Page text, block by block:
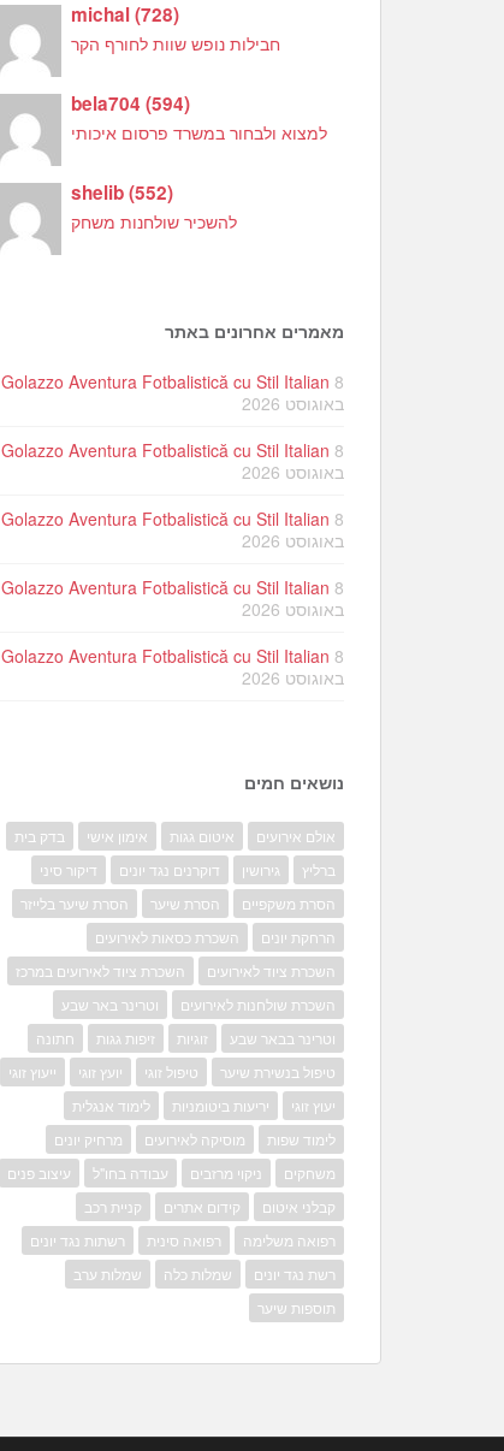
michal(728)
חבילות נופש שוות לחורף הקר
bela704(594)
למצוא ולבחור במשרד פרסום איכותי
shelib(552)
להשכיר שולחנות משחק
מאמרים אחרונים באתר
Golazzo Aventura Fotbalistică cu Stil Italian 8
באוגוסט 2026
Golazzo Aventura Fotbalistică cu Stil Italian 8
באוגוסט 2026
Golazzo Aventura Fotbalistică cu Stil Italian 8
באוגוסט 2026
Golazzo Aventura Fotbalistică cu Stil Italian 8
באוגוסט 2026
Golazzo Aventura Fotbalistică cu Stil Italian 8
באוגוסט 2026
נושאים חמים
אולם אירועים איטום גגות אימון אישי
בדק בית
ברליץ
גירושין דוקרנים נגד יונים
דיקור סיני
הסרת משקפיים
הסרת שיער
הסרת שיער בלייזר
הרחקת יונים
השכרת כסאות לאירועים
השכרת ציוד לאירועים
השכרת ציוד לאירועים במרכז
השכרת שולחנות לאירועים
וטרינר באר שבע
וטרינר בבאר שבע
זוגיות זיפות גגות
חתונה
טיפול בנשירת שיער
טיפול זוגי יועץ זוגי
ייעוץ זוגי
יעוץ זוגי
יריעות ביטומניות
לימוד אנגלית
לימוד שפות
מוסיקה לאירועים
מרחיק יונים
משחקים
ניקוי מרזבים עבודה בחו"ל
עיצוב פנים
קבלני איטום
קידום אתרים
קניית רכב
רפואה משלימה
רפואה סינית
רשתות נגד יונים
רשת נגד יונים
שמלות כלה
שמלות ערב
תוספות שיער